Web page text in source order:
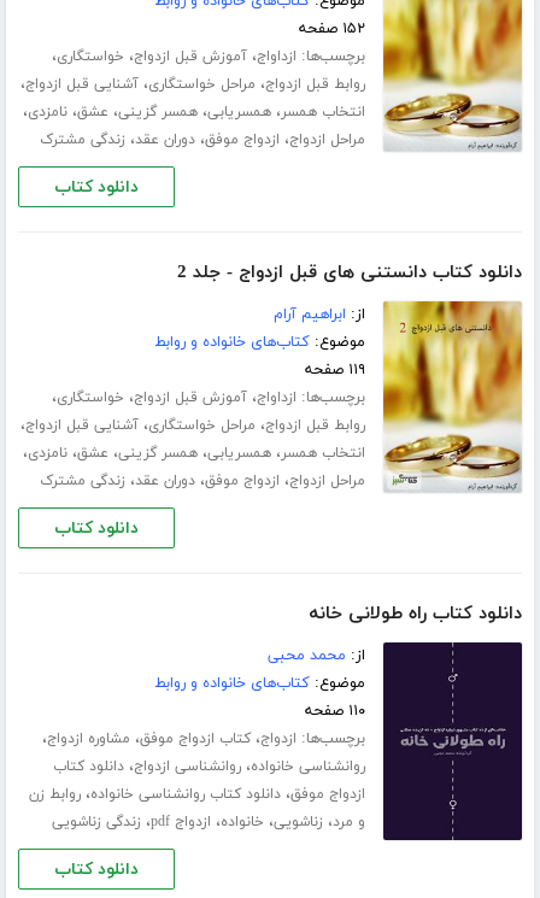
۱۵۲ صفحه
برچسب‌ها: ازداواج،آموزش قبل ازدواج، خواستگاری،
روابط قبل ازدواج، مراحل خواستگاری،آشنایی قبل ازدواج،
انتخاب همسر،همسریابی،همسر گزینی، عشق،نامزدی،
مراحل ازدواج، ازدواج موفق،دوران عقد، زندگی مشترک
دانلود کتاب
دانلود کتاب دانستنی های قبل ازدواج - جلد 2
از: ابراهیم آرام
موضوع:کتاب‌های خانواده و روابط
۱۱۹ صفحه
برچسب‌ها: ازداواج،آموزش قبل ازدواج، خواستگاری،
روابط قبل ازدواج، مراحل خواستگاری،آشنایی قبل ازدواج،
انتخاب همسر،همسریابی،همسر گزینی، عشق،نامزدی،
مراحل ازدواج، ازدواج موفق،دوران عقد، زندگی مشترک
دانلود کتاب
دانلود کتاب راه طولانی خانه
از: محمد محبی
موضوع:کتاب‌های خانواده و روابط
۱۱۰ صفحه
برچسب‌ها: ازدواج،کتاب ازدواج موفق، مشاوره ازدواج،
روانشناسی خانواده،روانشناسی ازدواج،دانلود کتاب
ازدواج موفق،دانلود کتاب روانشناسی خانواده،روابط زن
و مرد، زناشویی، خانواده، ازدواج pdf ، زندگی زناشویی
دانلود کتاب